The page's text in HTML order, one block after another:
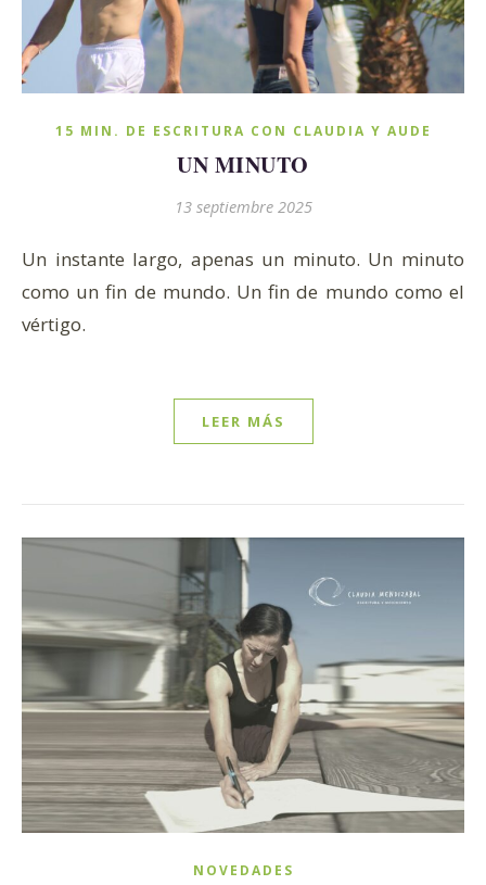
el sol y la luna: están seguros. Tener prisa es creer
15 MIN. DE ESCRITURA CON CLAUDIA Y AUDE
UN MINUTO
13 septiembre 2025
Un instante largo, apenas un minuto. Un minuto
como un fin de mundo. Un fin de mundo como el
vértigo.
LEER MÁS
NOVEDADES